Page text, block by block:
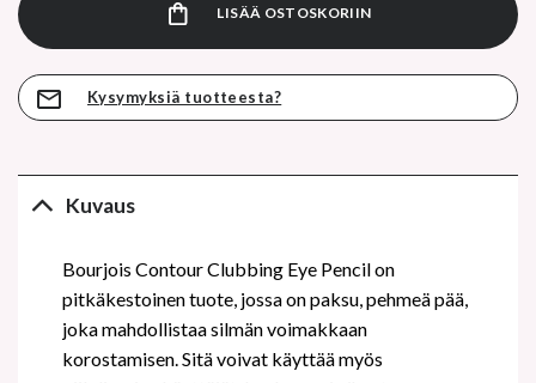
LISÄÄ OSTOSKORIIN
Kysymyksiä tuotteesta?
Kuvaus
Bourjois Contour Clubbing Eye Pencil on
pitkäkestoinen tuote, jossa on paksu, pehmeä pää,
joka mahdollistaa silmän voimakkaan
korostamisen. Sitä voivat käyttää myös